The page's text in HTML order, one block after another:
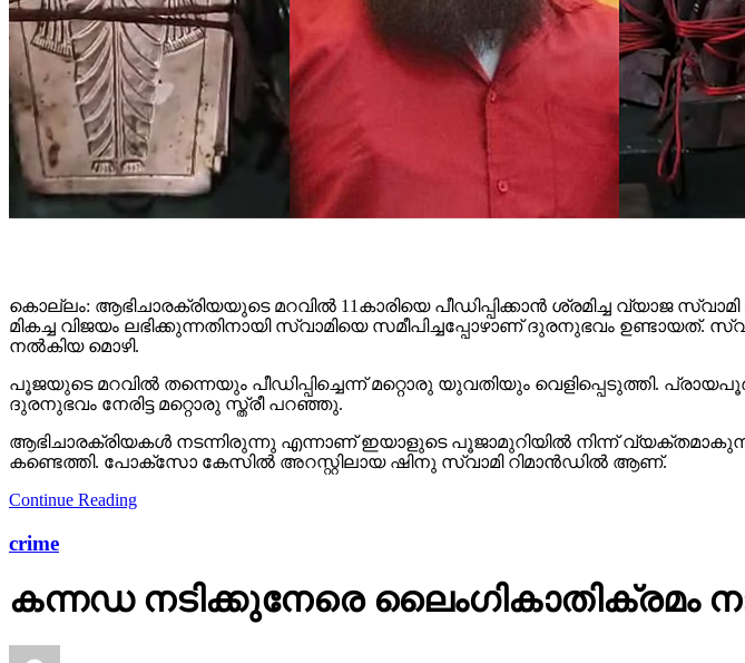
കൊല്ലം: ആഭിചാരക്രിയയുടെ മറവിൽ 11കാരിയെ പീഡിപ്പിക്കാൻ ശ്രമിച്ച വ്യാജ
മികച്ച വിജയം ലഭിക്കുന്നതിനായി സ്വാമിയെ സമീപിച്ചപ്പോഴാണ് ദുരനുഭവം
നൽകിയ മൊഴി.
പൂജയുടെ മറവിൽ തന്നെയും പീഡിപ്പിച്ചെന്ന് മറ്റൊരു യുവതിയും വെളിപ്പെടുത്തി.
ദുരനുഭവം നേരിട്ട മറ്റൊരു സ്ത്രീ പറഞ്ഞു.
ആഭിചാരക്രിയകൾ നടന്നിരുന്നു എന്നാണ് ഇയാളുടെ പൂജാമുറിയിൽ നിന്ന്
കണ്ടെത്തി. പോക്സോ കേസിൽ അറസ്റ്റിലായ ഷിനു സ്വാമി റിമാൻഡിൽ ആണ്.
Continue Reading
crime
കന്നഡ നടിക്കുനേരെ ലൈംഗികാതിക്രമം